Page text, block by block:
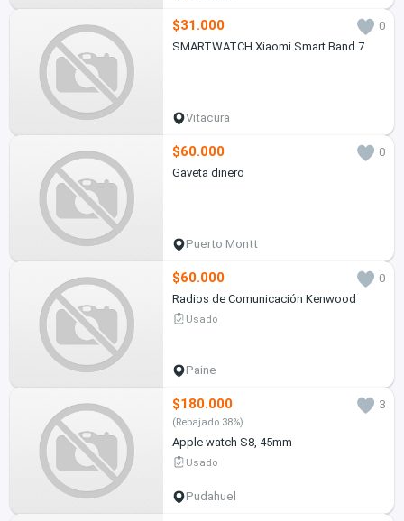
$31.000
0
SMARTWATCH Xiaomi Smart Band 7
Vitacura
$60.000
0
Gaveta dinero
Puerto Montt
$60.000
0
Radios de Comunicación Kenwood
Usado
Paine
$180.000 3
(Rebajado 38%)
Apple watch S8, 45mm
Usado
Pudahuel